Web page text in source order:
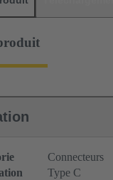
Connecteurs
Type C